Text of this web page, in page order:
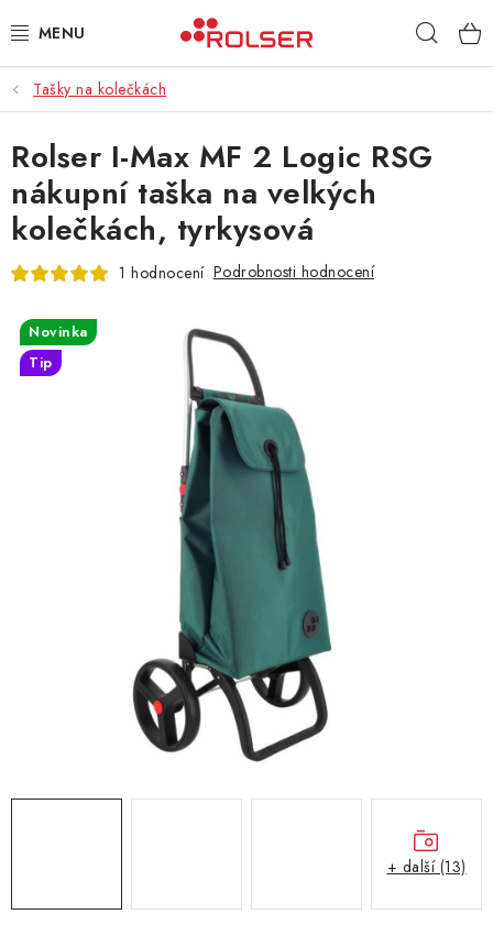
na
TAŠKY NA KOLEČKÁCH
ŽEHLICÍ PRKNA
SCHŮDKY
KLASICKÉ TAŠKY
PŘÍSLUŠENSTVÍ
Obchodní podmínky
Tašky na kolečkách
Rolser I-Max MF 2 Logic RSG
nákupní taška na velkých
kolečkách, tyrkysová
1 hodnocení Podrobnosti hodnocení
Novinka
Tip
+ další (13)